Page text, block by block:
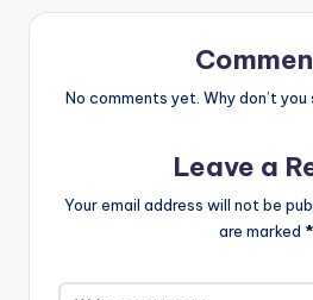
No comments yet. Why don’t
Leave a
Your email address will not be
are marked *